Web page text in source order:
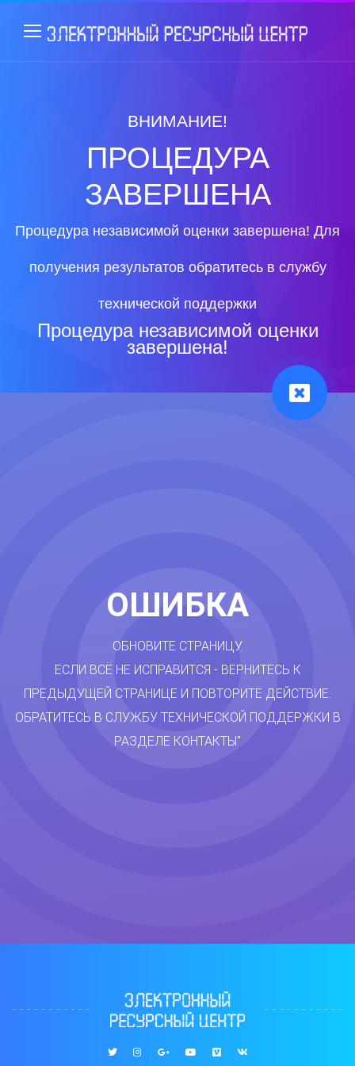
ВНИМАНИЕ!
ПРОЦЕДУРА
ЗАВЕРШЕНА
Процедура независимой оценки завершена! Для
получения результатов обратитесь в службу
технической поддержки
Процедура независимой оценки
завершена!
ОШИБКА
ОБНОВИТЕ СТРАНИЦУ.
ЕСЛИ ВСЁ НЕ ИСПРАВИТСЯ - ВЕРНИТЕСЬ К
ПРЕДЫДУЩЕЙ СТРАНИЦЕ И ПОВТОРИТЕ ДЕЙСТВИЕ.
ОБРАТИТЕСЬ В СЛУЖБУ ТЕХНИЧЕСКОЙ ПОДДЕРЖКИ В
РАЗДЕЛЕ КОНТАКТЫ"